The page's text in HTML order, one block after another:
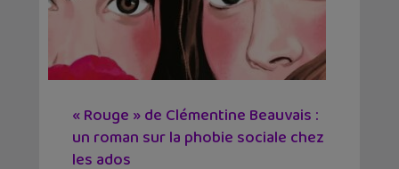
« Rouge » de Clémentine Beauvais :
un roman sur la phobie sociale chez
les ados